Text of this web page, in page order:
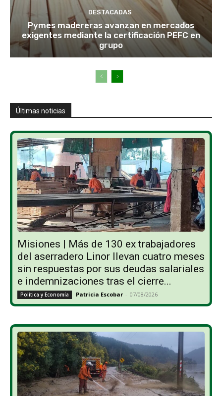
DESTACADAS
Pymes madereras avanzan en mercados
exigentes mediante la certificación PEFC en
grupo
Últimas noticias
Misiones | Más de 130 ex trabajadores
del aserradero Linor llevan cuatro meses
sin respuestas por sus deudas salariales
e indemnizaciones tras el cierre...
Política y Economía Patricia Escobar - 07/08/2026